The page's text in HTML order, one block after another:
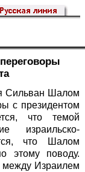
Сильван Шалом
с президентом
что темой
израильско-
что Шалом
этому поводу.
между Израилем